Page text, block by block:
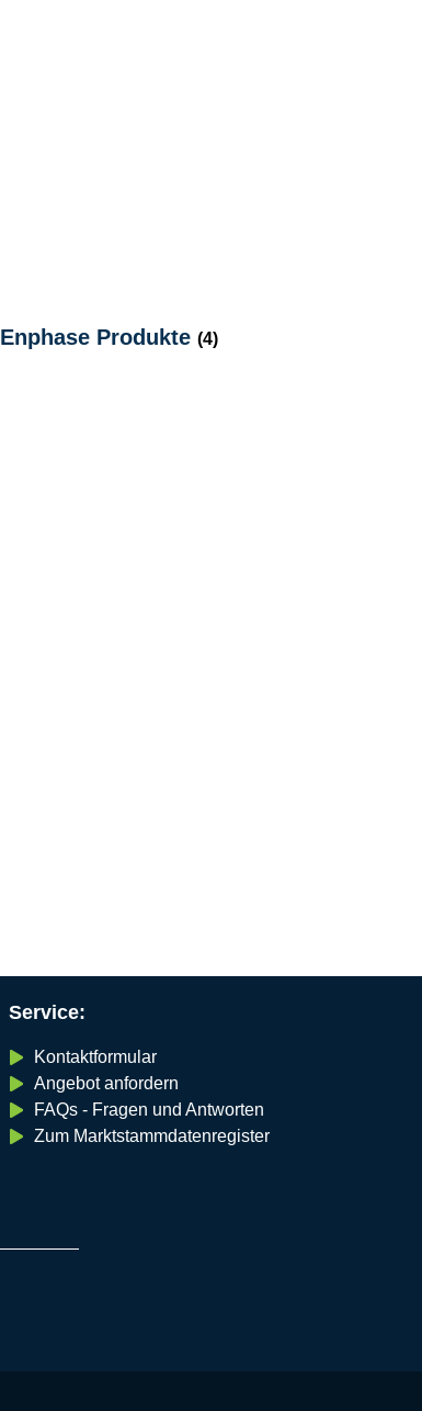
Enphase Produkte(4)
Service:
Kontaktformular
Angebot anfordern
FAQs - Fragen und Antworten
Zum Marktstammdatenregister